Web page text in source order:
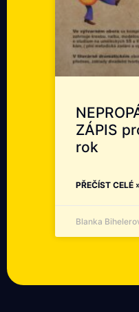
ZÁPIS
rok
PŘEČÍST CELÉ
Blanka